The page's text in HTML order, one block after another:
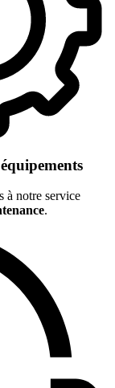
à notre service
.